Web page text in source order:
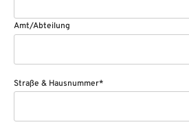
Amt/Abteilung
Straße & Hausnummer*